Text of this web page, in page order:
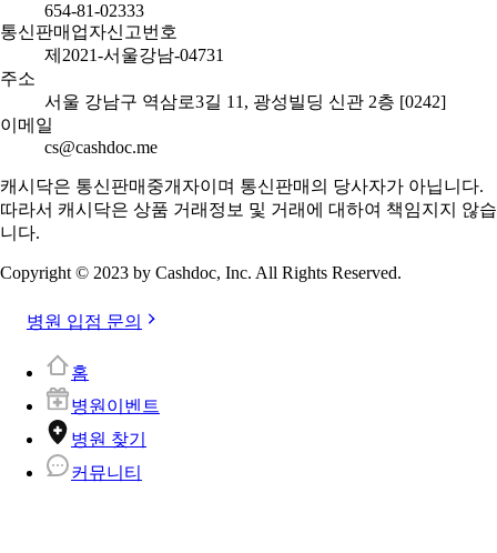
654-81-02333
통신판매업자신고번호
제2021-서울강남-04731
주소
서울 강남구 역삼로3길 11, 광성빌딩 신관 2층 [0242]
이메일
cs@cashdoc.me
캐시닥은 통신판매중개자이며 통신판매의 당사자가 아닙니다.
따라서 캐시닥은 상품 거래정보 및 거래에 대하여 책임지지 않습
니다.
Copyright © 2023 by Cashdoc, Inc. All Rights Reserved.
병원 입점 문의
홈
병원이벤트
병원 찾기
커뮤니티